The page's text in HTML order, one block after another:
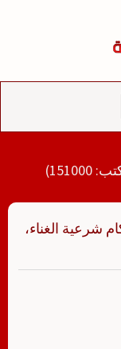
شرعية الغناء،